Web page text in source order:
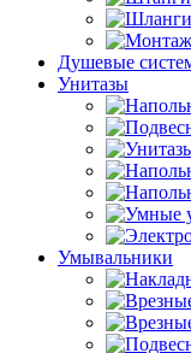
Душевые
Унитазы
Умывальники